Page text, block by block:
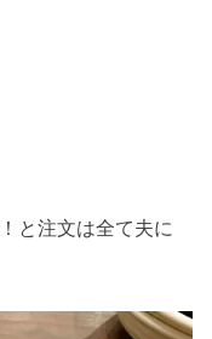
と注文は全て夫に